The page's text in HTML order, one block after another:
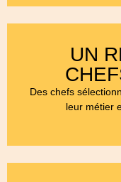
UN
Des chefs
leur métier